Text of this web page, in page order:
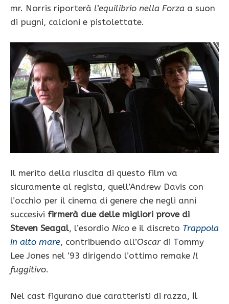
mr. Norris riporterà l’equilibrio nella Forza a suon
di pugni, calcioni e pistolettate.
Il merito della riuscita di questo film va
sicuramente al regista, quell’Andrew Davis con
l’occhio per il cinema di genere che negli anni
succesivi firmerà due delle migliori prove di
Steven Seagal, l’esordio Nico e il discreto Trappola
in alto mare, contribuendo all’Oscardi Tommy
Lee Jones nel ’93 dirigendo l’ottimo remake Il
fuggitivo.
Nel cast figurano due caratteristi di razza, il